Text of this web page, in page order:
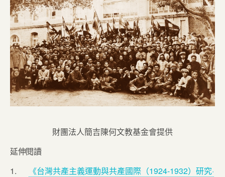
財團法人簡吉陳何文教基金會提供
延伸閱讀
1.
《台灣共產主義運動與共產國際（1924-1932）研究·